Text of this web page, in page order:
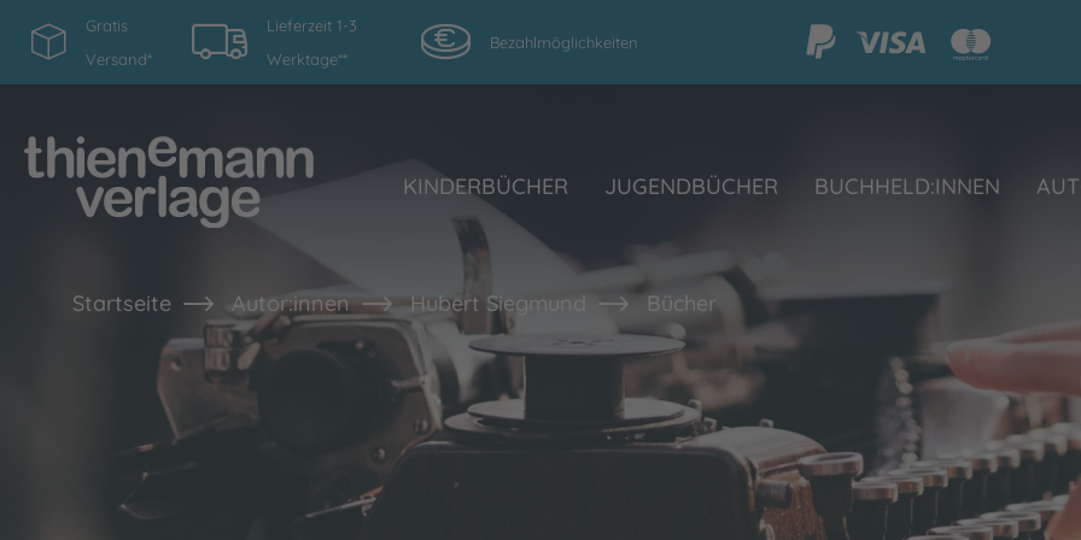
Gratis
Versand*
Lieferzeit 1-3
Werktage**
Bezahlmöglichkeiten
KINDERBÜCHER JUGENDBÜCHER BUCHHELD:INNEN
Startseite Autor:innen Hubert Siegmund Bücher